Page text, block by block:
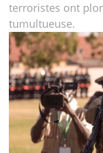
terroristes ont
tumultueuse.